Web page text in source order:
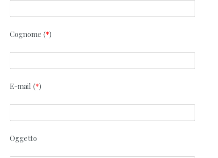
Cognome (*)
E-mail (*)
Oggetto